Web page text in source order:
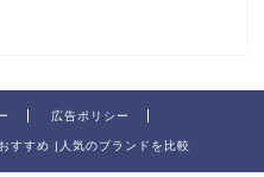
広告ポリシー
すめ |人気のブランドを比較